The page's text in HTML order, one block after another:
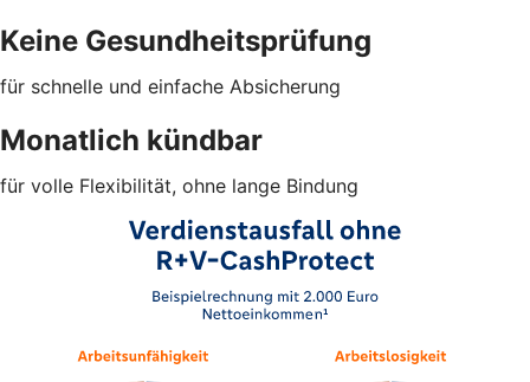
Keine Gesundheitsprüfung
für schnelle und einfache Absicherung
Monatlich kündbar
für volle Flexibilität, ohne lange Bindung